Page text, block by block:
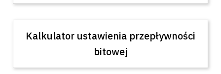
Kalkulator ustawienia przepływności
bitowej